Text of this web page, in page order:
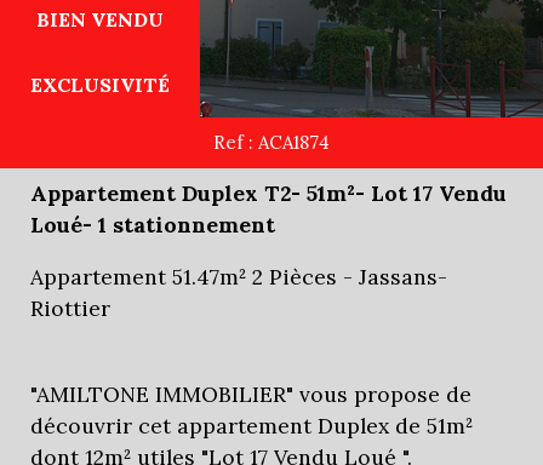
25KM
Piscine
BIEN VENDU
EXCLUSIVITÉ
Ref : ACA1874
Appartement Duplex T2- 51m²- Lot 17 Vendu
Loué- 1 stationnement
Appartement 51.47m² 2 Pièces - Jassans-
Riottier
"AMILTONE IMMOBILIER" vous propose de
découvrir cet appartement Duplex de 51m²
dont 12m² utiles "Lot 17 Vendu Loué ".